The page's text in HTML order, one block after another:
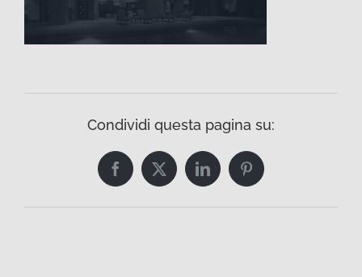
Condividi questa pagina su:
FacebookTwitterLinkedInPinterest